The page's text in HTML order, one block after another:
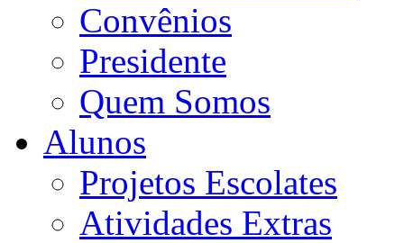
Convênios
Presidente
Quem Somos
Alunos
Projetos Escolates
Atividades Extras